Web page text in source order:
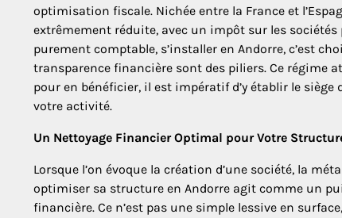
optimisation fiscale. Nichée entre la France et
extrêmement réduite, avec un impôt sur les sociétés
purement comptable, s’installer en Andorre, c’est
transparence financière sont des piliers. Ce régime
pour en bénéficier, il est impératif d’y établir le
votre activité.
Un Nettoyage Financier Optimal pour Votre
Lorsque l’on évoque la création d’une société, la
optimiser sa structure en Andorre agit comme un
financière. Ce n’est pas une simple lessive en